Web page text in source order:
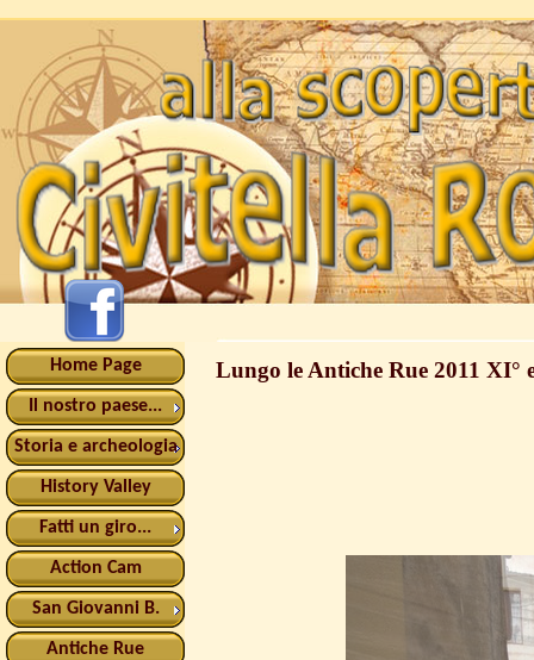
Home Page
Il nostro paese...
Storia e archeologia
History Valley
Fatti un giro...
Action Cam
San Giovanni B.
Antiche Rue
Lungo le Antiche Rue 2011 XI°